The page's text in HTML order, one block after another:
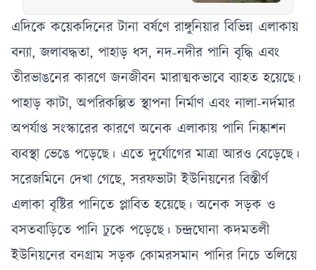
নিম্নাঞ্চলে বন্যার শঙ্কা
বাড়ছে
এদিকে কয়েকদিনের টানা বর্ষণে রাঙ্গুনিয়ার বিভিন্ন এলাকায়
বন্যা, জলাবদ্ধতা, পাহাড় ধস, নদ-নদীর পানি বৃদ্ধি এবং
তীরভাঙনের কারণে জনজীবন মারাত্মকভাবে ব্যাহত হয়েছে।
পাহাড় কাটা, অপরিকল্পিত স্থাপনা নির্মাণ এবং নালা-নর্দমার
অপর্যাপ্ত সংস্কারের কারণে অনেক এলাকায় পানি নিষ্কাশন
ব্যবস্থা ভেঙে পড়েছে। এতে দুর্যোগের মাত্রা আরও বেড়েছে।
সরেজমিনে দেখা গেছে, সরফভাটা ইউনিয়নের বিস্তীর্ণ
এলাকা বৃষ্টির পানিতে প্লাবিত হয়েছে। অনেক সড়ক ও
বসতবাড়িতে পানি ঢুকে পড়েছে। চন্দ্রঘোনা কদমতলী
ইউনিয়নের বনগ্রাম সড়ক কোমরসমান পানির নিচে তলিয়ে